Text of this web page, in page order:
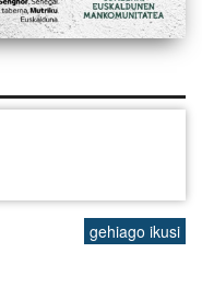
gehiago ikusi